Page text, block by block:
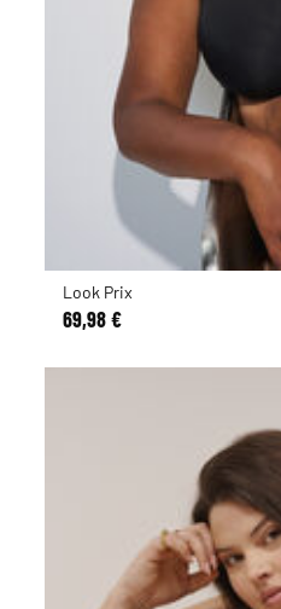
Look Prix
69,98 €